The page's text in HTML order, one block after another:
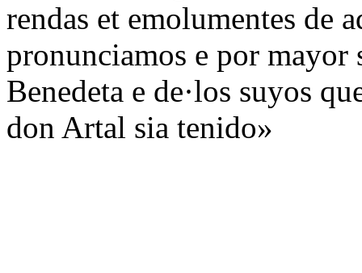
rendas et emolumentes de
pronunciamos e por mayor
Benedeta e de·los suyos
don Artal sia tenido»